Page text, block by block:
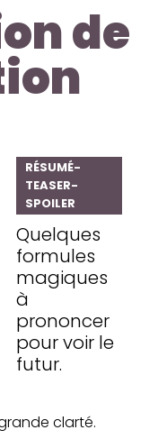
de
RÉSUMÉ-
TEASER-
SPOILER
Quelques
formules
magiques
à
prononcer
pour voir le
futur.
clarté.